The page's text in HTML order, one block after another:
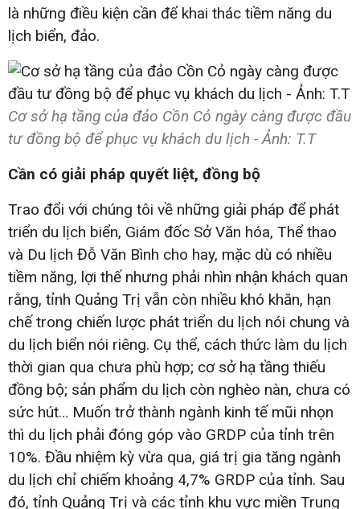
là những điều kiện cần để khai thác tiềm năng du
lịch biển, đảo.
Cơ sở hạ tầng của đảo Cồn Cỏ ngày càng được đầu
tư đồng bộ để phục vụ khách du lịch - Ảnh: T.T​
Cần có giải pháp quyết liệt, đồng bộ
Trao đổi với chúng tôi về những giải pháp để phát
triển du lịch biển, Giám đốc Sở Văn hóa, Thể thao
và Du lịch Đỗ Văn Bình cho hay, mặc dù có nhiều
tiềm năng, lợi thế nhưng phải nhìn nhận khách quan
rằng, tỉnh Quảng Trị vẫn còn nhiều khó khăn, hạn
chế trong chiến lược phát triển du lịch nói chung và
du lịch biển nói riêng. Cụ thể, cách thức làm du lịch
thời gian qua chưa phù hợp; cơ sở hạ tầng thiếu
đồng bộ; sản phẩm du lịch còn nghèo nàn, chưa có
sức hút… Muốn trở thành ngành kinh tế mũi nhọn
thì du lịch phải đóng góp vào GRDP của tỉnh trên
10%. Đầu nhiệm kỳ vừa qua, giá trị gia tăng ngành
du lịch chỉ chiếm khoảng 4,7% GRDP của tỉnh. Sau
đó, tỉnh Quảng Trị và các tỉnh khu vực miền Trung